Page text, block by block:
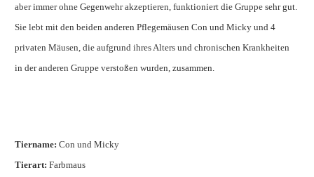
aber immer ohne Gegenwehr akzeptieren, funktioniert die Gruppe sehr gut.
Sie lebt mit den beiden anderen Pflegemäusen Con und Micky und 4
privaten Mäusen, die aufgrund ihres Alters und chronischen Krankheiten
in der anderen Gruppe verstoßen wurden, zusammen.
Tiername:Con und Micky
Tierart:Farbmaus